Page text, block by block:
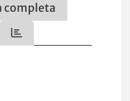
completa